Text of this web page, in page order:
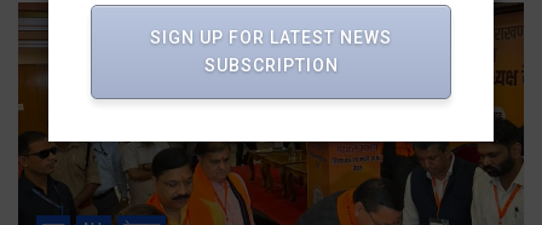
SIGN UP FOR LATEST NEWS
SUBSCRIPTION